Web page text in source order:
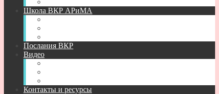
Школа ВКР АРиМА
Послания ВКР
Видео
Контакты и ресурсы